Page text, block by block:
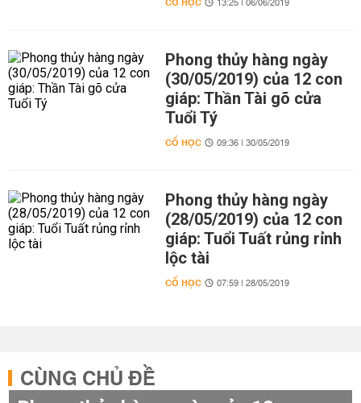
13:25 | 06/06/2019
Phong thủy hàng ngày
(30/05/2019) của 12 con
giáp: Thần Tài gõ cửa
Tuổi Tý
CỔ HỌC 09:36 | 30/05/2019
Phong thủy hàng ngày
(28/05/2019) của 12 con
giáp: Tuổi Tuất rủng rỉnh
lộc tài
CỔ HỌC 07:59 | 28/05/2019
CÙNG CHỦ ĐỀ